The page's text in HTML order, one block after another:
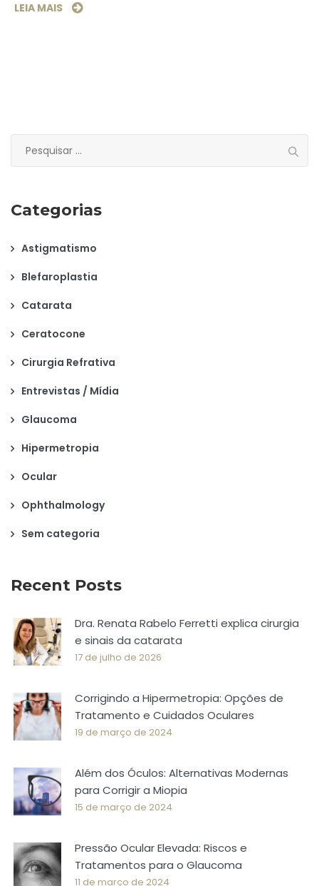
LEIA MAIS
Categorias
Astigmatismo
Blefaroplastia
Catarata
Ceratocone
Cirurgia Refrativa
Entrevistas / Mídia
Glaucoma
Hipermetropia
Ocular
Ophthalmology
Sem categoria
Recent Posts
Dra. Renata Rabelo Ferretti explica cirurgia
e sinais da catarata
17 de julho de 2026
Corrigindo a Hipermetropia: Opções de
Tratamento e Cuidados Oculares
19 de março de 2024
Além dos Óculos: Alternativas Modernas
para Corrigir a Miopia
15 de março de 2024
Pressão Ocular Elevada: Riscos e
Tratamentos para o Glaucoma
11 de março de 2024